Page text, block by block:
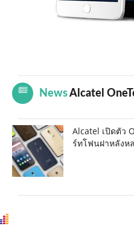
NewsAlcatel
Alcatel เปิดตัว
ร์ทโฟนฝาหลังห